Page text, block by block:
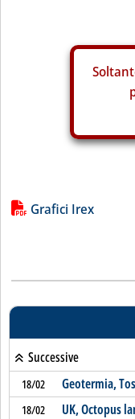
Lista allegati
Grafici Irex
Successive
18/02 Geotermia,
18/02 UK, Octopus